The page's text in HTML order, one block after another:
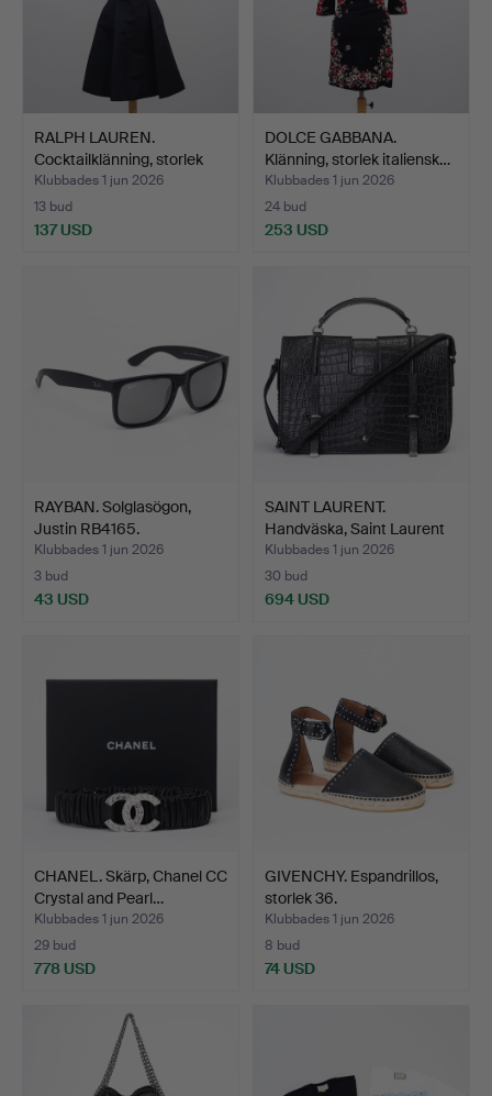
RALPH LAUREN.
Cocktailklänning, storlek
am…
Klubbades 1 jun 2026
13 bud
137 USD
DOLCE GABBANA.
Klänning, storlek italiensk…
Klubbades 1 jun 2026
24 bud
253 USD
RAYBAN. Solglasögon,
Justin RB4165.
Klubbades 1 jun 2026
3 bud
43 USD
SAINT LAURENT.
Handväska, Saint Laurent
Ch…
Klubbades 1 jun 2026
30 bud
694 USD
CHANEL. Skärp, Chanel CC
Crystal and Pearl…
Klubbades 1 jun 2026
29 bud
778 USD
GIVENCHY. Espandrillos,
storlek 36.
Klubbades 1 jun 2026
8 bud
74 USD